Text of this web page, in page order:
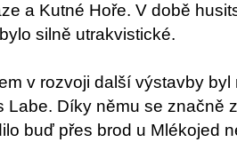
a Kutné Hoře. V době
silně utrakvistické.
v rozvoji další výstavby
Labe. Díky němu se značně
buď přes brod u Mlékojed